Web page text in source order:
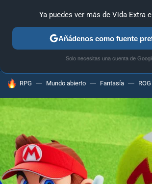
ANÁLISIS GUÍAS Y TRUCOS PC
HOY SE HABLA DE
RPG Mundo abierto Fantasía
Ya puedes ver más de Vida Extra
Añádenos como fuente
Solo necesitas una cuenta de